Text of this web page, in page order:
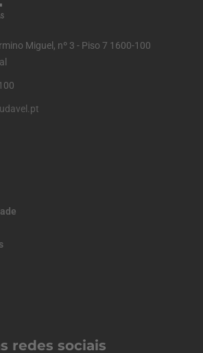
Miguel, nº 3 - Piso 7 1600-100
redes sociais